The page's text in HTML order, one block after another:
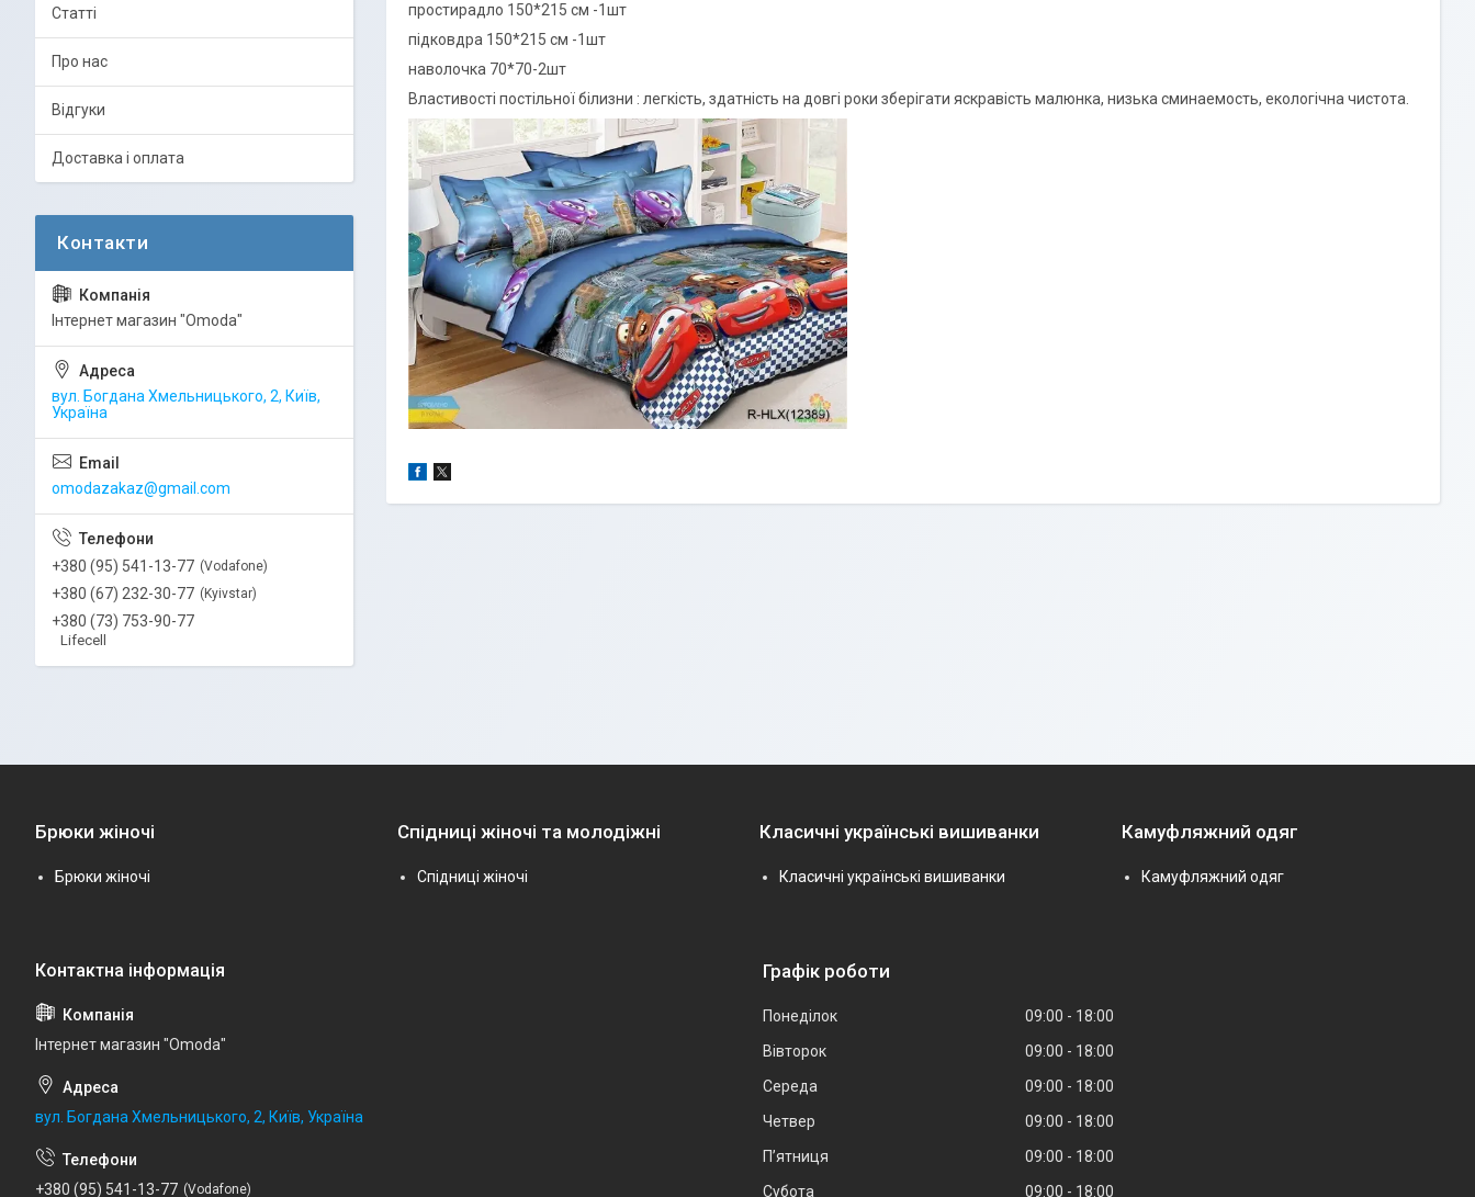
простирадло 150*215 см -1шт
підковдра 150*215 см -1шт
наволочка 70*70-2шт
Властивості постільної білизни : легкість, здатність на довгі роки зберігати яскравість малюнка, низька сминаемость, екологічна чистота.
Статті
Про нас
Відгуки
Доставка і оплата
Інтернет магазин "Omoda"
вул. Богдана Хмельницького, 2, Київ,
Україна
omodazakaz@gmail.com
+380 (95) 541-13-77 Vodafone
+380 (67) 232-30-77 Kyivstar
+380 (73) 753-90-77
Lifecell
Брюки жіночі
Брюки жіночі
Спідниці жіночі та молодіжні
Спідниці жіночі
Класичні українські вишиванки
Класичні українські вишиванки
Камуфляжний одяг
Камуфляжний одяг
Інтернет магазин "Omoda"
вул. Богдана Хмельницького, 2, Київ, Україна
+380 (95) 541-13-77 Vodafone
Графік роботи
Понеділок 09:00
18:00
Вівторок
09:00
18:00
Середа
09:00
18:00
Четвер
09:00
18:00
Пʼятниця
09:00
18:00
Субота
09:00 18:00